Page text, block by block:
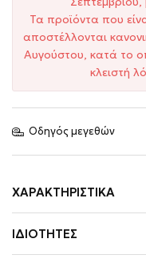
Τα προϊόντα που
αποστέλλονται
Αυγούστου, κατά το
κλειστή
Οδηγός μεγεθών
ΧΑΡΑΚΤΗΡΙΣΤΙΚΆ
ΙΔΙΌΤΗΤΕΣ